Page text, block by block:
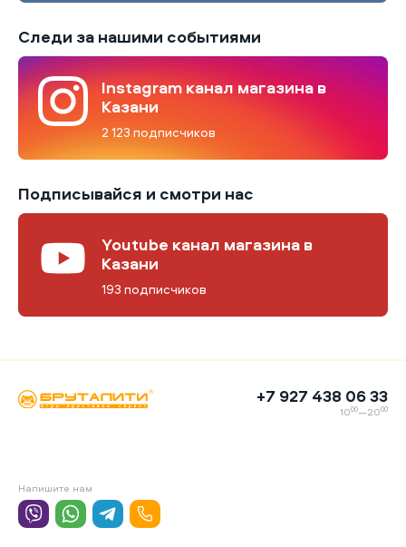
Следи за нашими событиями
Instagram канал магазина в
Казани
2 123 подписчиков
Подписывайся и смотри нас
Youtube канал магазина в
Казани
193 подписчиков
+7 927 438 06 33
1000—2000
Напишите нам